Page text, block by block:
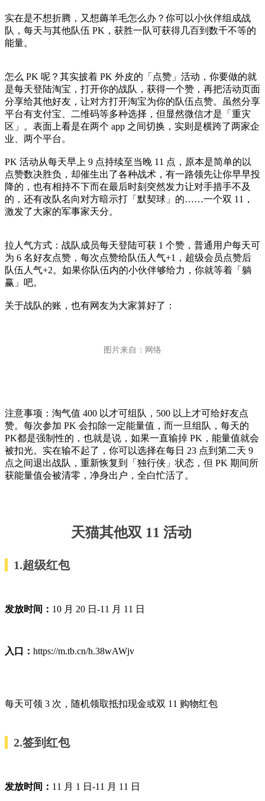
实在是不想折腾，又想薅羊毛怎么办？你可以小伙伴组成战
队，每天与其他队伍 PK，获胜一队可获得几百到数千不等的
能量。
怎么 PK 呢？其实披着 PK 外皮的「点赞」活动，你要做的就
是每天登陆淘宝，打开你的战队，获得一个赞，再把活动页面
分享给其他好友，让对方打开淘宝为你的队伍点赞。虽然分享
平台有支付宝、二维码等多种选择，但显然微信才是「重灾
区」。表面上看是在两个 app 之间切换，实则是横跨了两家企
业、两个平台。
PK 活动从每天早上 9 点持续至当晚 11 点，原本是简单的以
点赞数决胜负，却催生出了各种战术，有一路领先让你早早投
降的，也有相持不下而在最后时刻突然发力让对手措手不及
的，还有改队名向对方暗示打「默契球」的……一个双 11，
激发了大家的军事家天分。
拉人气方式：战队成员每天登陆可获 1 个赞，普通用户每天可
为 6 名好友点赞，每次点赞给队伍人气+1，超级会员点赞后
队伍人气+2。如果你队伍内的小伙伴够给力，你就等着「躺
赢」吧。
关于战队的账，也有网友为大家算好了：
图片来自：网络
注意事项：淘气值 400 以才可组队，500 以上才可给好友点
赞。每次参加 PK 会扣除一定能量值，而一旦组队，每天的
PK都是强制性的，也就是说，如果一直输掉 PK，能量值就会
被扣光。实在输不起了，你可以选择在每日 23 点到第二天 9
点之间退出战队，重新恢复到「独行侠」状态，但 PK 期间所
获能量值会被清零，净身出户，全白忙活了。
天猫其他双 11 活动
1.超级红包
发放时间： 10 月 20 日-11 月 11 日
入口： https://m.tb.cn/h.38wAWjv
每天可领 3 次，随机领取抵扣现金或双 11 购物红包
2.签到红包
发放时间： 11 月 1 日-11 月 11 日